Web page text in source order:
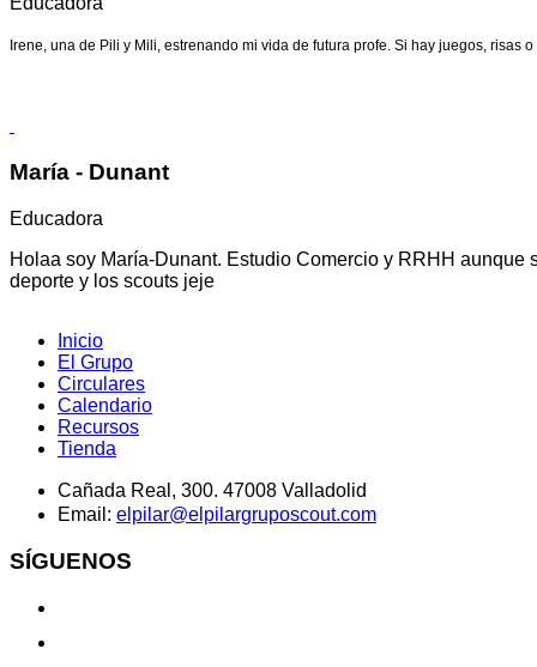
Irene, una de Pili y Mili, estrenando mi vida de futura profe. Si hay juegos, risas
María - Dunant
Educadora
Holaa soy María-Dunant. Estudio Comercio y RRHH
deporte y los scouts jeje
Inicio
El Grupo
Circulares
Calendario
Recursos
Tienda
Cañada Real, 300. 47008 Valladolid
Email: elpilar@elpilargruposcout.com
SÍGUENOS